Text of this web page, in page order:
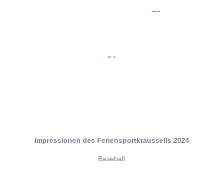
Impressionen des Feriensportkraussells 2024
Baseball